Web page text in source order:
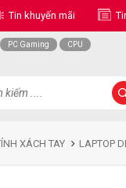
Tin khuyến mãi
PC Gaming
CPU
XÁCH TAY LAPTOP